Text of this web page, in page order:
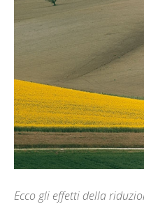
Ecco gli effetti della